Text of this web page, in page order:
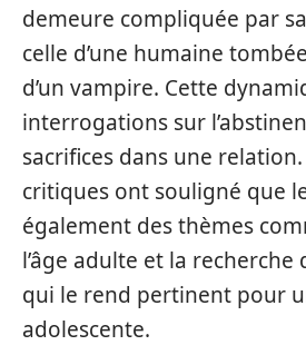
demeure compliquée par
celle d’une humaine
d’un vampire. Cette
interrogations sur
sacrifices dans une
critiques ont souligné que
également des thèmes
l’âge adulte et la recherche
qui le rend pertinent pour
adolescente.